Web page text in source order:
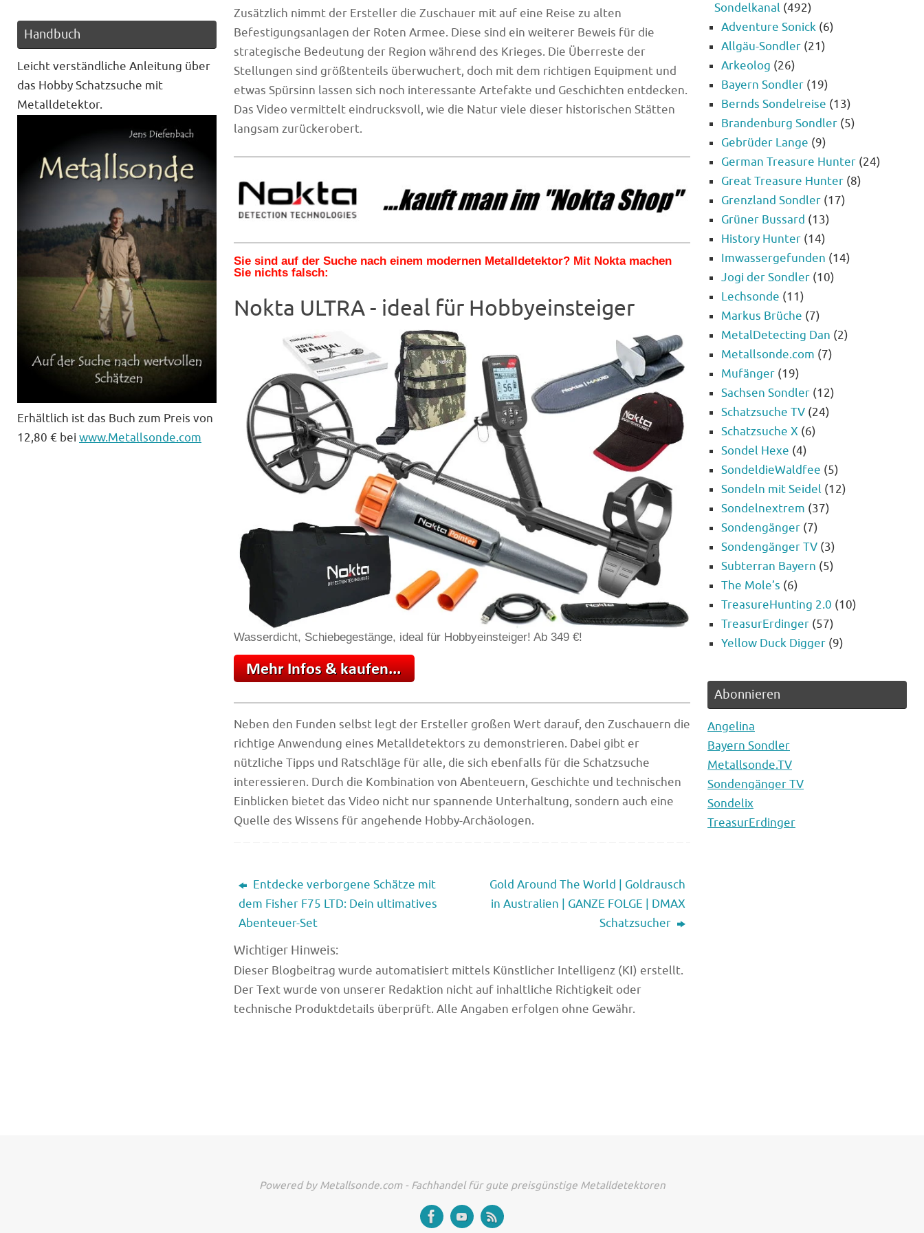
Zusätzlich nimmt der Ersteller die Zuschauer mit auf eine Reise zu alten
Befestigungsanlagen der Roten Armee. Diese sind ein weiterer Beweis für die
strategische Bedeutung der Region während des Krieges. Die Überreste der
Stellungen sind größtenteils überwuchert, doch mit dem richtigen Equipment und
etwas Spürsinn lassen sich noch interessante Artefakte und Geschichten entdecken.
Das Video vermittelt eindrucksvoll, wie die Natur viele dieser historischen Stätten
langsam zurückerobert.
Sie sind auf der Suche nach einem modernen Metalldetektor? Mit Nokta machen
Sie nichts falsch:
Nokta ULTRA - ideal für Hobbyeinsteiger
Wasserdicht, Schiebegestänge, ideal für Hobbyeinsteiger! Ab 349 €!
Neben den Funden selbst legt der Ersteller großen Wert darauf, den Zuschauern die
richtige Anwendung eines Metalldetektors zu demonstrieren. Dabei gibt er
nützliche Tipps und Ratschläge für alle, die sich ebenfalls für die Schatzsuche
interessieren. Durch die Kombination von Abenteuern, Geschichte und technischen
Einblicken bietet das Video nicht nur spannende Unterhaltung, sondern auch eine
Quelle des Wissens für angehende Hobby-Archäologen.
Entdecke verborgene Schätze mit
dem Fisher F75 LTD: Dein ultimatives
Abenteuer-Set
Gold Around The World | Goldrausch
in Australien | GANZE FOLGE | DMAX
Schatzsucher
Wichtiger Hinweis:
Dieser Blogbeitrag wurde automatisiert mittels Künstlicher Intelligenz (KI) erstellt.
Der Text wurde von unserer Redaktion nicht auf inhaltliche Richtigkeit oder
technische Produktdetails überprüft. Alle Angaben erfolgen ohne Gewähr.
Handbuch
Leicht verständliche Anleitung über
das Hobby Schatzsuche mit
Metalldetektor.
Erhältlich ist das Buch zum Preis von
12,80 € bei www.Metallsonde.com
Sondelkanal (492)
Adventure Sonick (6)
Allgäu-Sondler (21)
Arkeolog (26)
Bayern Sondler (19)
Bernds Sondelreise (13)
Brandenburg Sondler (5)
Gebrüder Lange (9)
German Treasure Hunter (24)
Great Treasure Hunter (8)
Grenzland Sondler (17)
Grüner Bussard (13)
History Hunter (14)
Imwassergefunden (14)
Jogi der Sondler (10)
Lechsonde (11)
Markus Brüche (7)
MetalDetecting Dan (2)
Metallsonde.com (7)
Mufänger (19)
Sachsen Sondler (12)
Schatzsuche TV (24)
Schatzsuche X (6)
Sondel Hexe (4)
SondeldieWaldfee (5)
Sondeln mit Seidel (12)
Sondelnextrem (37)
Sondengänger (7)
Sondengänger TV (3)
Subterran Bayern (5)
The Mole’s (6)
TreasureHunting 2.0 (10)
TreasurErdinger (57)
Yellow Duck Digger (9)
Abonnieren
Angelina
Bayern Sondler
Metallsonde.TV
Sondengänger TV
Sondelix
TreasurErdinger
Powered by Metallsonde.com - Fachhandel für gute preisgünstige Metalldetektoren